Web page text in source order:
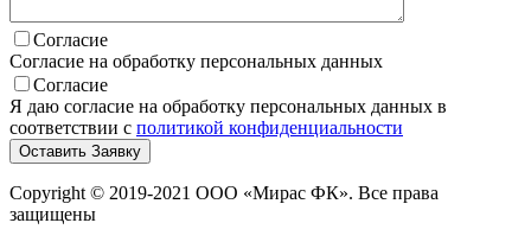
Согласие
Согласие на обработку персональных данных
Согласие
Я даю согласие на обработку персональных данных в
соответствии с политикой конфиденциальности
Copyright © 2019-2021 ООО «Мирас ФК». Все права
защищены